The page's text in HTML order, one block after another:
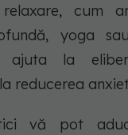
relaxare, cum
yoga
la
reducerea
vă pot